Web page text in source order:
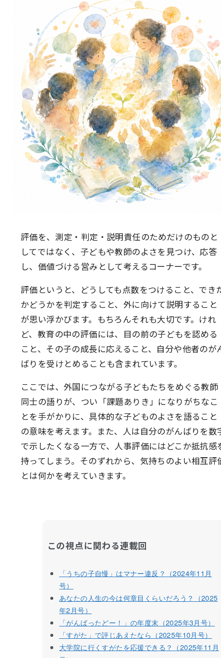
評価を、測定・判定・説明責任のためだけのものと
してではなく、子どもや教師のよさを見つけ、応答
し、価値づける営みとして考えるコーナーです。
評価というと、どうしても点数をつけること、でき
かどうかを判定すること、外に向けて説明すること
が思い浮かびます。もちろんそれも大切です。けれ
ど、教育の中の評価には、目の前の子どもを認める
こと、その子の成長に応えること、自分や他者のが
ばりを受けとめることも含まれています。
ここでは、外国につながる子どもたちをめぐる教師
同士の語りが、つい「課題ありき」になりがちなこ
とを手がかりに、具体的な子どものよさを語ること
の意味を考えます。また、人は自分のがんばりを数
で示したくなる一方で、人事評価にはどこか抵抗感
持ってしまう。そのずれから、気持ちのよい相互評
とは何かを考えていきます。
この視点に関わる連載回
「うちの子自慢」はマナー違反？（2024年11月
号）
あなたの人生の今は何章目くらいだろう？（2025
年2月号）
「がんばったどー！」の年度末（2025年3月号）
「すがた」で評じあえたなら（2025年10月号）
大学院に行くすがたを応援できる？（2025年11月